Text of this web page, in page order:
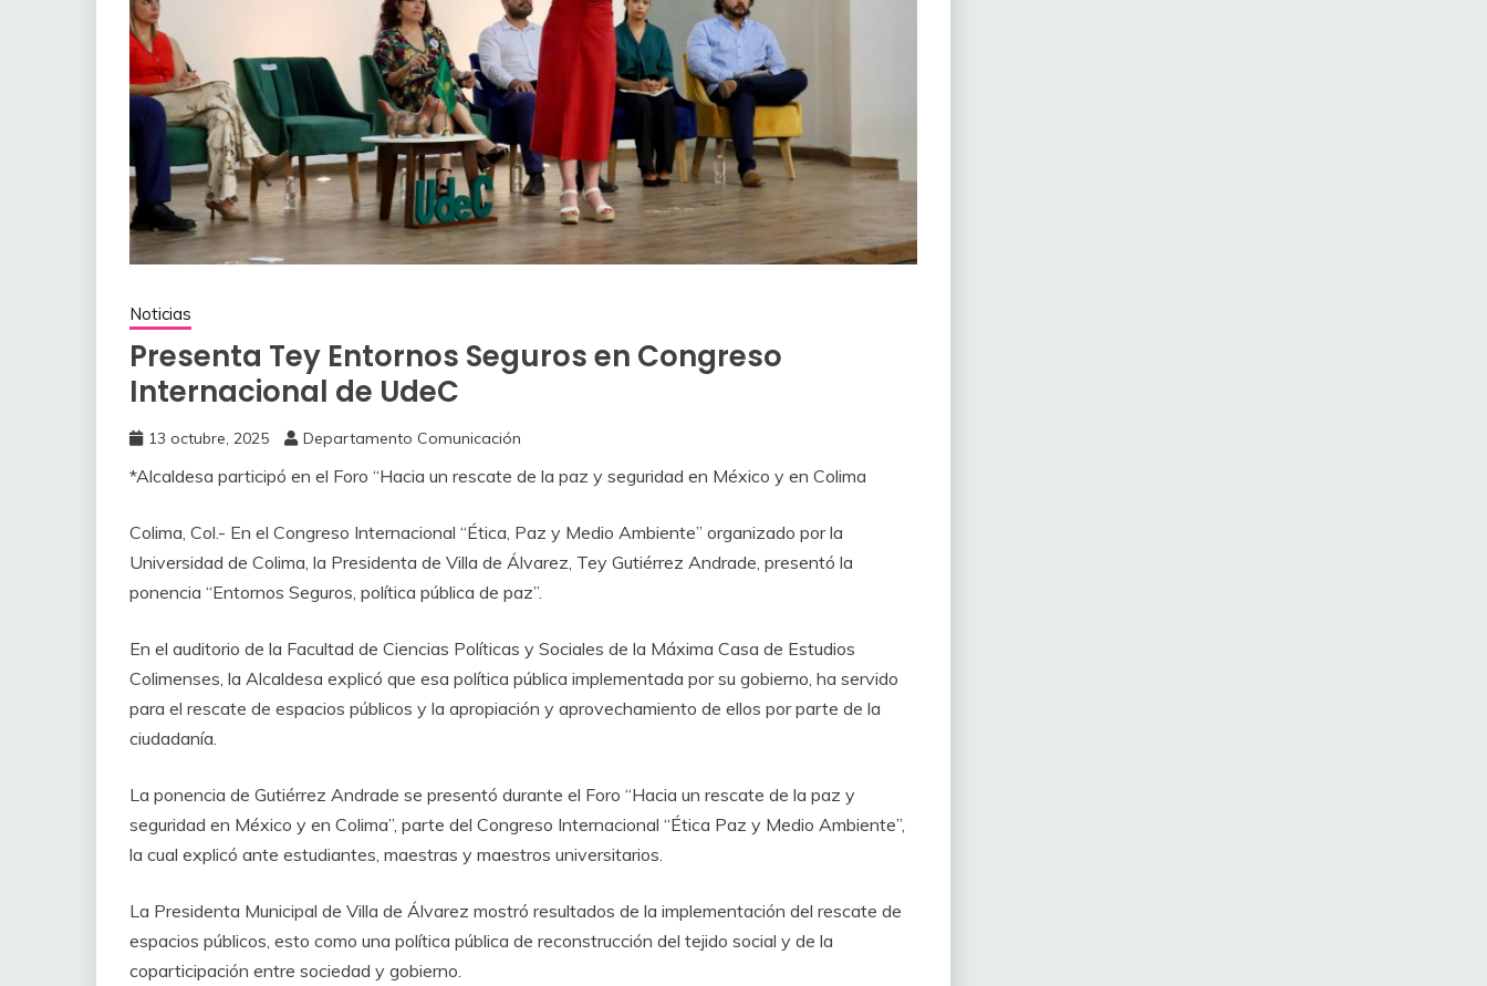
Noticias
Presenta Tey Entornos Seguros en Congreso
Internacional de UdeC
13 octubre, 2025 Departamento Comunicación
‎*Alcaldesa participó en el Foro “Hacia un rescate de la paz y seguridad en México y en Colima
‎Colima, Col.- En el Congreso Internacional “Ética, Paz y Medio Ambiente” organizado por la
Universidad de Colima, la Presidenta de Villa de Álvarez, Tey Gutiérrez Andrade, presentó la
ponencia “Entornos Seguros, política pública de paz”.
‎En el auditorio de la Facultad de Ciencias Políticas y Sociales de la Máxima Casa de Estudios
Colimenses, la Alcaldesa explicó que esa política pública implementada por su gobierno, ha servido
para el rescate de espacios públicos y la apropiación y aprovechamiento de ellos por parte de la
ciudadanía.
‎La ponencia de Gutiérrez Andrade se presentó durante el Foro “Hacia un rescate de la paz y
seguridad en México y en Colima”, parte del Congreso Internacional “Ética Paz y Medio Ambiente”,
la cual explicó ante estudiantes, maestras y maestros universitarios.
‎La Presidenta Municipal de Villa de Álvarez mostró resultados de la implementación del rescate de
espacios públicos, esto como una política pública de reconstrucción del tejido social y de la
coparticipación entre sociedad y gobierno.